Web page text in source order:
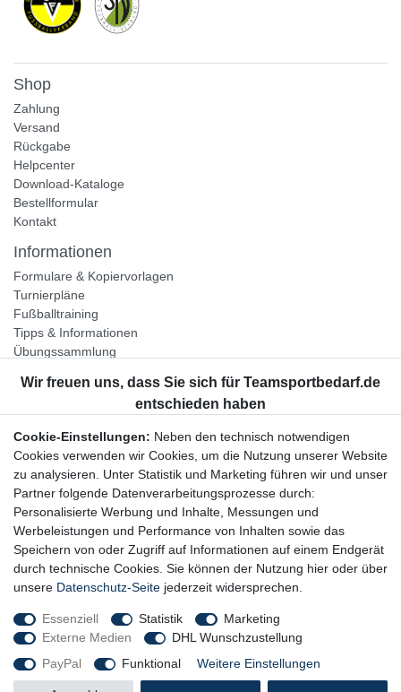
Shop
Zahlung
Versand
Rückgabe
Helpcenter
Download-Kataloge
Bestellformular
Kontakt
Informationen
Formulare & Kopiervorlagen
Turnierpläne
Fußballtraining
Tipps & Informationen
Übungssammlung
Unternehmen
Widerrufsrecht
Bestellung widerrufen
Datenschutzerklärung
AGB
Impressum
Newsletter
Newsletter-Anmeldung
Cookie-Einstellungen: Neben den technisch notwendigen
Cookies verwenden wir Cookies, um die Nutzung unserer Website
zu analysieren. Unter Statistik und Marketing führen wir und unser
Partner folgende Datenverarbeitungsprozesse durch:
Personalisierte Werbung und Inhalte, Messungen und
Werbeleistungen und Performance von Inhalten sowie das
Speichern von oder Zugriff auf Informationen auf einem Endgerät
durch technische Cookies. Sie können der Nutzung hier oder über
unsere Datenschutz-Seite jederzeit widersprechen.
Essenziell Statistik
Marketing
Externe Medien
DHL Wunschzustellung
PayPal
Funktional Weitere Einstellungen